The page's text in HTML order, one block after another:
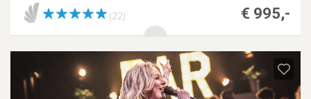
€ 995,-
(22)